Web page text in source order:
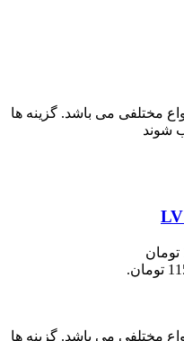
مختلفی می باشد. گزینه ها
شوند
قیمت اصلی: 145,000 تومان
مختلفی می باشد. گزینه ها